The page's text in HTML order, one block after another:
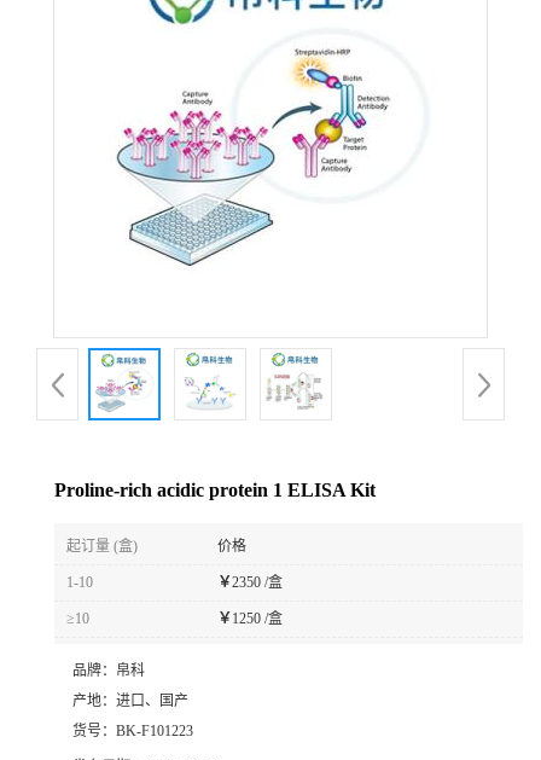
Proline-rich acidic protein 1 ELISA Kit
起订量 (盒) 价格
1-10 ￥2350 /盒
≥10 ￥ 1250 /盒
品牌： 帛科
产地： 进口、国产
货号： BK-F101223